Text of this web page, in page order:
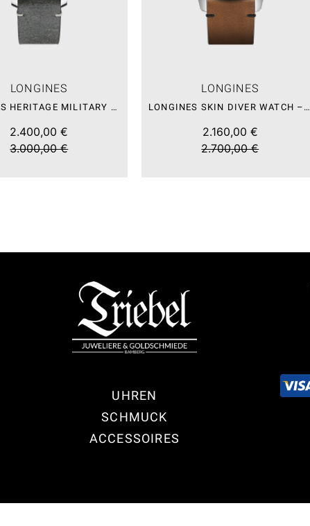
LONGINES
LONGINES HERITAGE MILITARY 1938 – SALE
2.400,00 €
3.000,00 €
LONGINES
LONGINES SKIN DIVER WATCH – SALE
2.160,00 €
2.700,00 €
UHREN
SCHMUCK
ACCESSOIRES